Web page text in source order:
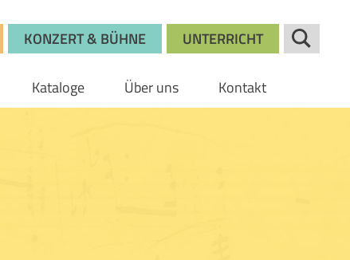
KONZERT & BÜHNE UNTERRICHT
Kataloge Über uns Kontakt